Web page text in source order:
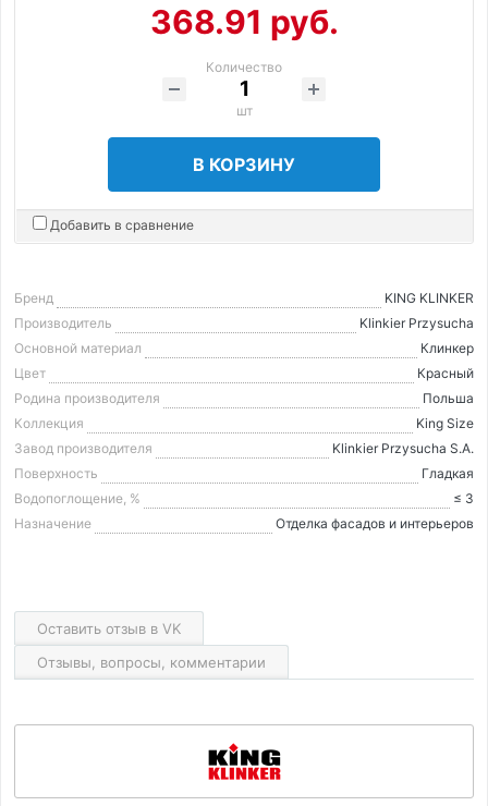
368.91 руб.
Количество
шт
В КОРЗИНУ
Добавить в сравнение
Бренд
KING KLINKER
Производитель
Klinkier Przysucha
Основной материал
Клинкер
Цвет
Красный
Родина производителя
Польша
Коллекция
King Size
Завод производителя
Klinkier Przysucha S.A.
Поверхность
Гладкая
Водопоглощение, %
≤ 3
Назначение
Отделка фасадов и интерьеров
Оставить отзыв в VK
Отзывы, вопросы, комментарии